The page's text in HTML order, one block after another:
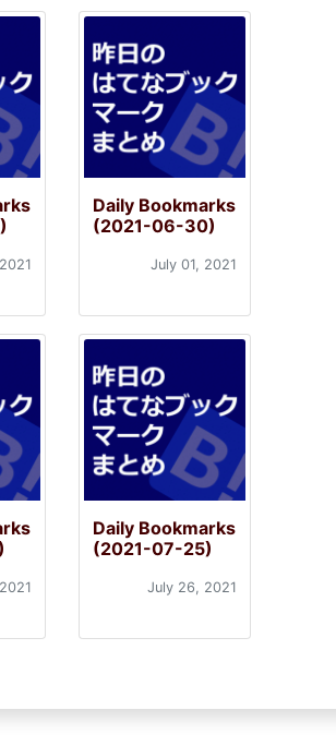
Daily Bookmarks
(2021-06-30)
July 01, 2021
Daily Bookmarks
(2021-07-25)
July 26, 2021